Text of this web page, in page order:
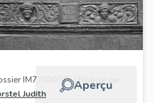
Aperçu
IM77000075 | Réalisé par
Judith